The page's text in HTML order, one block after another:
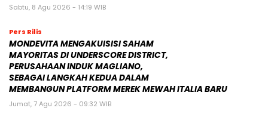
Sabtu, 8 Agu 2026 - 14:19 WIB
Pers Rilis
MONDEVITA MENGAKUISISI SAHAM
MAYORITAS DI UNDERSCORE DISTRICT,
PERUSAHAAN INDUK MAGLIANO,
SEBAGAI LANGKAH KEDUA DALAM
MEMBANGUN PLATFORM MEREK MEWAH ITALIA BARU
Jumat, 7 Agu 2026 - 09:32 WIB